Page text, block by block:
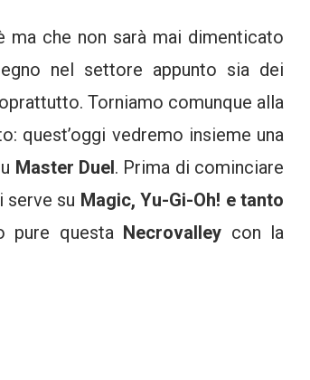
che non sarà mai dimenticato
nel settore appunto sia dei
Torniamo comunque alla
quest’oggi vedremo insieme una
Master Duel. Prima di cominciare
su Magic, Yu-Gi-Oh! e tanto
pure questaNecrovalley con la